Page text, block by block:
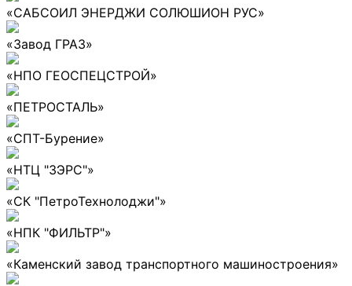
«САБСОИЛ ЭНЕРДЖИ СОЛЮШИОН РУС»
«Завод ГРАЗ»
«НПО ГЕОСПЕЦСТРОЙ»
«ПЕТРОСТАЛЬ»
«СПТ-Бурение»
«НТЦ "ЗЭРС"»
«СК "ПетроТехнолоджи"»
«НПК "ФИЛЬТР"»
«Каменский завод транспортного машиностроения»